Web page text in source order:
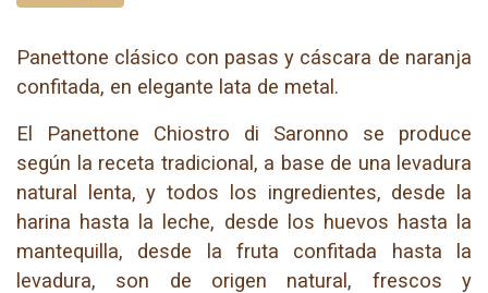
Panettone clásico con pasas y cáscara de naranja
confitada, en elegante lata de metal.
El Panettone Chiostro di Saronno se produce
según la receta tradicional, a base de una levadura
natural lenta, y todos los ingredientes, desde la
harina hasta la leche, desde los huevos hasta la
mantequilla, desde la fruta confitada hasta la
levadura, son de origen natural, frescos y